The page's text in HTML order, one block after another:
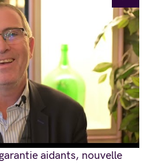
aidants, nouvelle